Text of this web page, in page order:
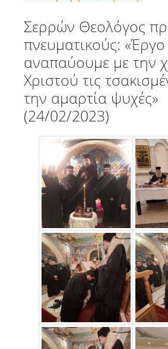
Σερρών Θεολόγος
πνευματικούς:
αναπαύουμε με την
Χριστού τις
την αμαρτία ψυχές»
(24/02/2023)